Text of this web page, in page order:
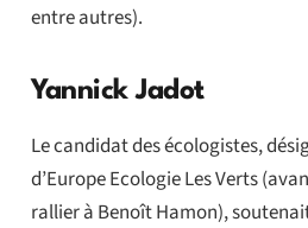
entre autres).
Yannick Jadot
Le candidat des écologistes,
d’Europe Ecologie Les Verts
rallier à Benoît Hamon),